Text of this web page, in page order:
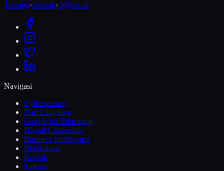
Tentang·Kontak·m@zia.ac
Navigasi
Cybersecurity
Dart Language
Google for Education
Digital Citizenship
Business Intelligence
Blockchain
Kontak
Tulisan